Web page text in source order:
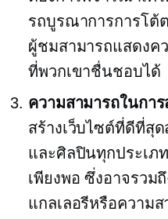
รถบูรณาการการโต้
ผู้ชมสามารถแสดงค
ที่พวกเขาชื่นชอบได้
ความสามารถในกา
สร้างเว็บไซต์ที่ดีที่สุ
และศิลปินทุกประเภ
เพียงพอ ซึ่งอาจรวม
แกลเลอรีหรือความ